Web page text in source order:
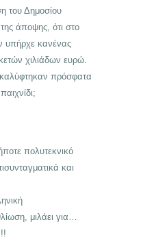
του Δημοσίου
άποψης, ότι στο
υπήρχε κανένας
χιλιάδων ευρώ.
πρόσφατα
πολυτεκνικό
και
μιλάει για…